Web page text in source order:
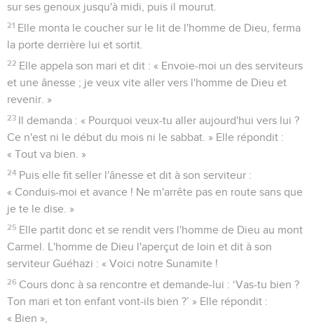
sur ses genoux jusqu'à midi, puis il mourut.
21 Elle monta le coucher sur le lit de l'homme de Dieu, ferma
la porte derrière lui et sortit.
22 Elle appela son mari et dit : « Envoie-moi un des serviteurs
et une ânesse ; je veux vite aller vers l'homme de Dieu et
revenir. »
23 Il demanda : « Pourquoi veux-tu aller aujourd'hui vers lui ?
Ce n'est ni le début du mois ni le sabbat. » Elle répondit :
« Tout va bien. »
24 Puis elle fit seller l'ânesse et dit à son serviteur :
« Conduis-moi et avance ! Ne m'arrête pas en route sans que
je te le dise. »
25 Elle partit donc et se rendit vers l'homme de Dieu au mont
Carmel. L'homme de Dieu l'aperçut de loin et dit à son
serviteur Guéhazi : « Voici notre Sunamite !
26 Cours donc à sa rencontre et demande-lui : ‘Vas-tu bien ?
Ton mari et ton enfant vont-ils bien ?’ » Elle répondit :
« Bien »,